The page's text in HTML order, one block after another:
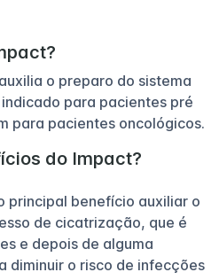
o preparo do sistema
para pacientes pré
para pacientes oncológicos.
do Impact?
principal benefício auxiliar o
de cicatrização, que é
e depois de alguma
diminuir o risco de infecções